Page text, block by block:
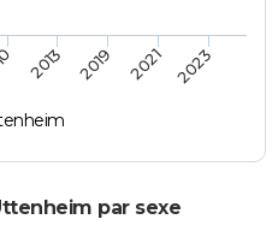
2013 2019 2021 2023
par sexe